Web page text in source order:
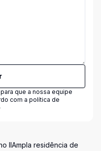
que a nossa equipe
com a política de
IIAmpla residência de